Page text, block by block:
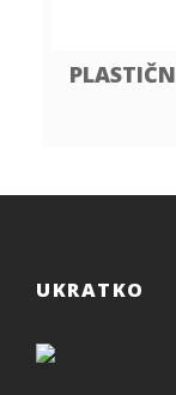
UKRATKO